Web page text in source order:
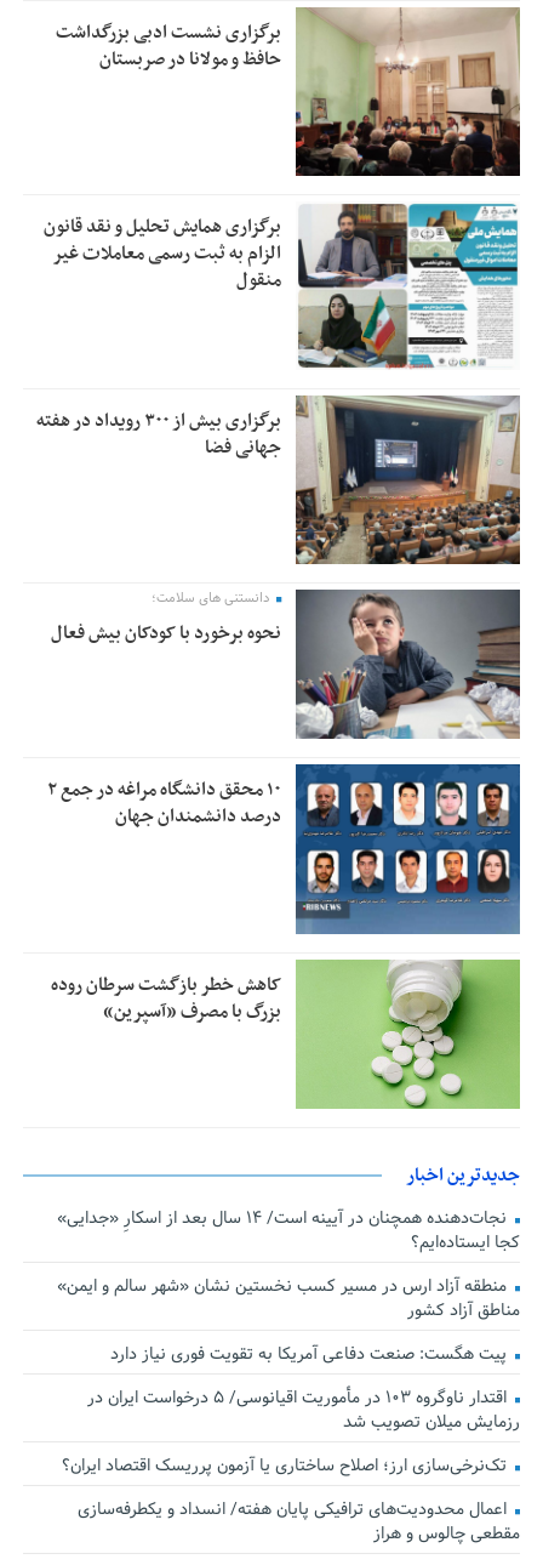
برگزاری نشست ادبی بزرگداشت
حافظ و مولانا در صربستان
برگزاری همایش تحلیل و نقد قانون
الزام به ثبت رسمی معاملات غیر
منقول
برگزاری بیش از ۳۰۰ رویداد در هفته
جهانی فضا
دانستنی های سلامت؛
نحوه برخورد با کودکان بیش فعال
۱۰ محقق دانشگاه مراغه در جمع ۲
درصد دانشمندان جهان
کاهش خطر بازگشت سرطان روده
بزرگ با مصرف «آسپرین»
جدیدترین اخبار
نجات‌دهنده‌ همچنان در آیینه است/ ۱۴ سال بعد از اسکارِ «جدایی»
کجا ایستاده‌ایم؟
منطقه آزاد ارس در مسیر کسب نخستین نشان «شهر سالم و ایمن»
مناطق آزاد کشور
پیت هگست: صنعت دفاعی آمریکا به تقویت فوری نیاز دارد
اقتدار ناوگروه ۱۰۳ در مأموریت‌ اقیانوسی/ ۵ درخواست ایران در
رزمایش میلان تصویب شد
تک‌نرخی‌سازی ارز؛ اصلاح ساختاری یا آزمون پرریسک اقتصاد ایران؟
اعمال محدودیت‌های ترافیکی پایان هفته/ انسداد و یکطرفه‌سازی
مقطعی چالوس و هراز